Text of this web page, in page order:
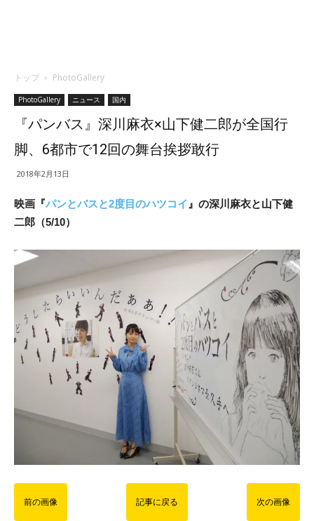
トップ PhotoGallery
PhotoGallery ニュース 国内
『パンバス』深川麻衣×山下健二郎が全国行
脚、6都市で12回の舞台挨拶敢行
2018年2月13日
映画『パンとバスと2度目のハツコイ 』の深川麻衣と山下健
二郎（5/10）
前の画像 記事に戻る 次の画像